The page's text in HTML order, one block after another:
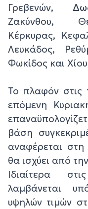
Γρεβενών,
Ζακύνθου,
Κέρκυρας,
Λευκάδος,
Φωκίδος και
Το πλαφόν στις
επόμενη
βάση
αναφέρεται
θα ισχύει από
Ιδιαίτερα
λαμβάνεται
υψηλών τιμών